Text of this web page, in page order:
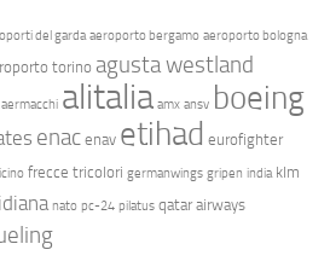
del garda aeroporto bergamo aeroporto bologna
torino agusta westland
alitalia amx ansv boeing
enac enav etihad eurofighter
frecce tricolori germanwings gripen india klm
nato pc-24 pilatus qatar airways